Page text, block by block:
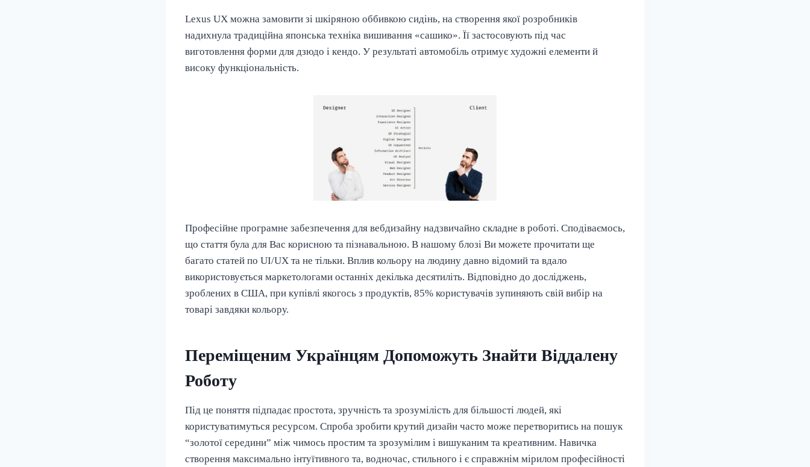
Lexus UX можна замовити зі шкіряною оббивкою сидінь, на створення якої розробників
надихнула традиційна японська техніка вишивання «сашико». Її застосовують під час
виготовлення форми для дзюдо і кендо. У результаті автомобіль отримує художні елементи й
високу функціональність.
Професійне програмне забезпечення для вебдизайну надзвичайно складне в роботі. Сподіваємось,
що стаття була для Вас корисною та пізнавальною. В нашому блозі Ви можете прочитати ще
багато статей по UI/UX та не тільки. Вплив кольору на людину давно відомий та вдало
використовується маркетологами останніх декілька десятиліть. Відповідно до досліджень,
зроблених в США, при купівлі якогось з продуктів, 85% користувачів зупиняють свій вибір на
товарі завдяки кольору.
Переміщеним Українцям Допоможуть Знайти Віддалену
Роботу
Під це поняття підпадає простота, зручність та зрозумілість для більшості людей, які
користуватимуться ресурсом. Спроба зробити крутий дизайн часто може перетворитись на пошук
“золотої середини” між чимось простим та зрозумілим і вишуканим та креативним. Навичка
створення максимально інтуїтивного та, водночас, стильного і є справжнім мірилом професійності